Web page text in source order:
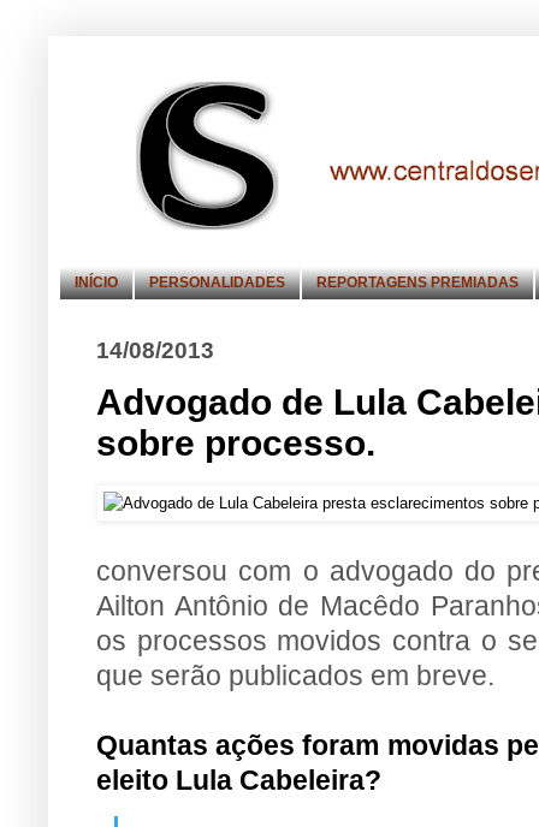
INÍCIO PERSONALIDADES REPORTAGENS PREMIADAS
14/08/2013
Advogado de Lula
sobre processo.
conversou com o advogado do
Ailton Antônio de Macêdo
os processos movidos contra o
que serão publicados em breve.
Quantas ações foram movidas
eleito Lula Cabeleira?